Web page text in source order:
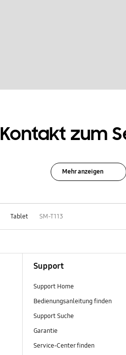
Kontakt zum
Mehr anzeigen
Tablet SM-T113
Support
Support Home
Bedienungsanleitung finden
Support Suche
Garantie
Service-Center finden